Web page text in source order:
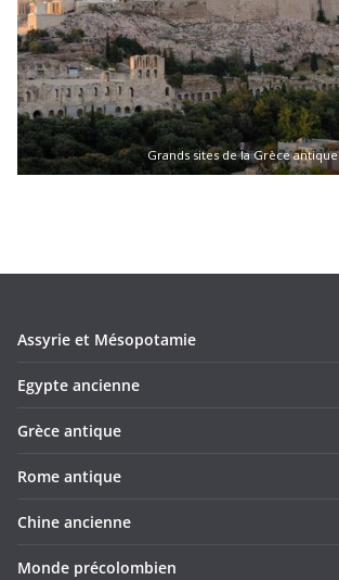
Grands sites de la Grèce antique
Assyrie et Mésopotamie
Egypte ancienne
Grèce antique
Rome antique
Chine ancienne
Monde précolombien